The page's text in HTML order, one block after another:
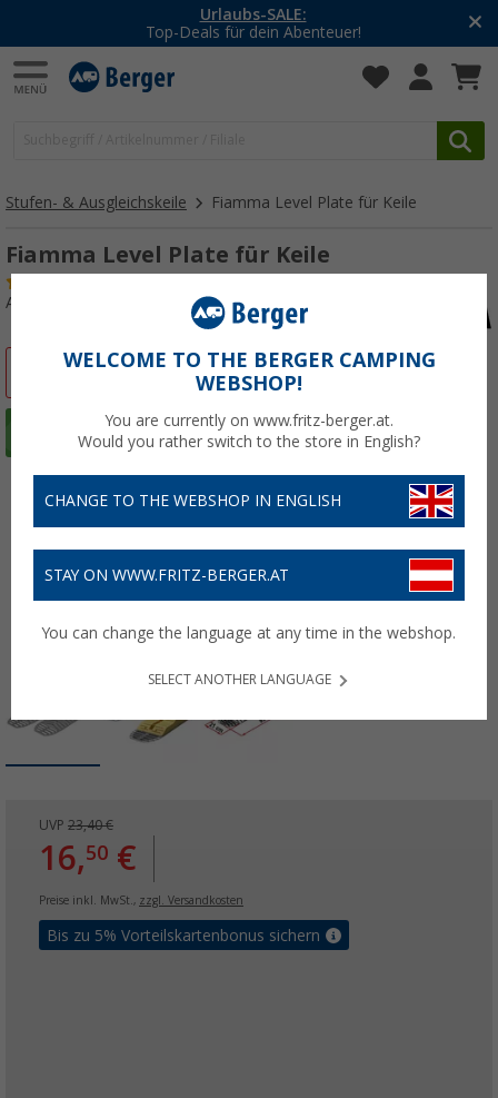
Urlaubs-SALE:
Top-Deals für dein Abenteuer!
Stufen- & Ausgleichskeile Fiamma Level Plate für Keile
Fiamma Level Plate für Keile
Art.-Nr.: 103580
UVP 23,40 €
16,50 €
Preise inkl. MwSt., zzgl. Versandkosten
Bis zu 5% Vorteilskartenbonus sichern
WELCOME TO THE BERGER CAMPING
WEBSHOP!
You are currently on www.fritz-berger.at.
Would you rather switch to the store in English?
CHANGE TO THE WEBSHOP IN ENGLISH
STAY ON WWW.FRITZ-BERGER.AT
You can change the language at any time in the webshop.
SELECT ANOTHER LANGUAGE